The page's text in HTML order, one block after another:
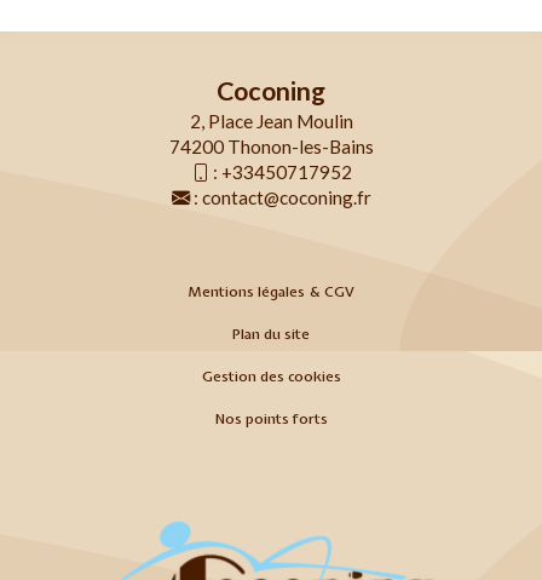
Coconing
2, Place Jean Moulin
74200 Thonon-les-Bains
: +33450717952
: contact@coconing.fr
Mentions légales & CGV
Plan du site
Gestion des cookies
Nos points forts